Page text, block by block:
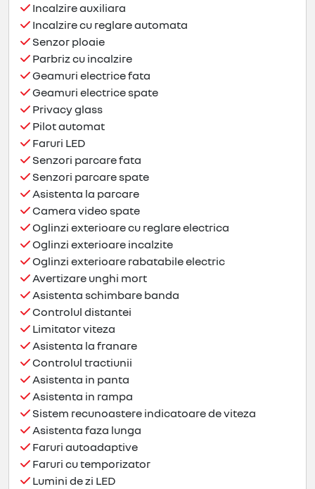
Incalzire auxiliara
Incalzire cu reglare automata
Senzor ploaie
Parbriz cu incalzire
Geamuri electrice fata
Geamuri electrice spate
Privacy glass
Pilot automat
Faruri LED
Senzori parcare fata
Senzori parcare spate
Asistenta la parcare
Camera video spate
Oglinzi exterioare cu reglare electrica
Oglinzi exterioare incalzite
Oglinzi exterioare rabatabile electric
Avertizare unghi mort
Asistenta schimbare banda
Controlul distantei
Limitator viteza
Asistenta la franare
Controlul tractiunii
Asistenta in panta
Asistenta in rampa
Sistem recunoastere indicatoare de viteza
Asistenta faza lunga
Faruri autoadaptive
Faruri cu temporizator
Lumini de zi LED